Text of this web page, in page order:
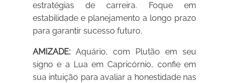
estratégias de carreira. Foque em
estabilidade e planejamento a longo prazo
para garantir sucesso futuro.
AMIZADE: Aquário, com Plutão em seu
signo e a Lua em Capricórnio, confie em
sua intuição para avaliar a honestidade nas